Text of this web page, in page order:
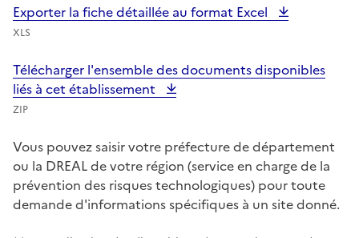
Exporter la fiche détaillée au format Excel
XLS
Télécharger l'ensemble des documents disponibles
liés à cet établissement
ZIP
Vous pouvez saisir votre préfecture de département
ou la DREAL de votre région (service en charge de la
prévention des risques technologiques) pour toute
demande d'informations spécifiques à un site donné.